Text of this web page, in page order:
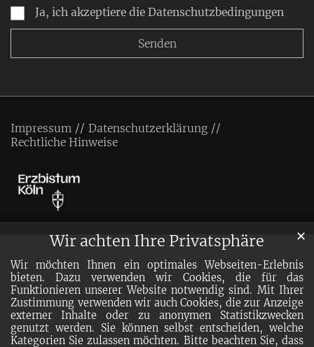
Wir achten Ihre Privatsphäre
Wir möchten Ihnen ein optimales Webseiten-Erlebnis
bieten. Dazu verwenden wir Cookies, die für das
Funktionieren unserer Website notwendig sind. Mit Ihrer
Zustimmung verwenden wir auch Cookies, die zur Anzeige
externer Inhalte oder zu anonymen Statistikzwecken
genutzt werden. Sie können selbst entscheiden, welche
Kategorien Sie zulassen möchten. Bitte beachten Sie, dass
✕
Ja, ich akzeptiere die Datenschutzbedingungen
Impressum
Datenschutzerklärung
Rechtliche Hinweise